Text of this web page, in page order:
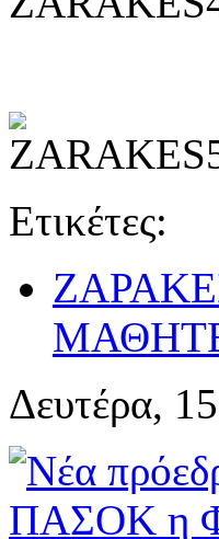
Ετικέτες:
Δευτέρα,